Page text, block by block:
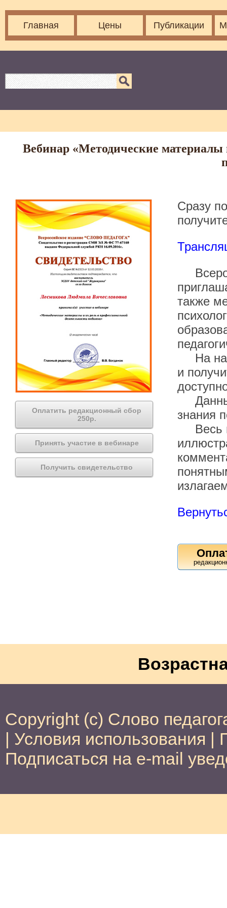
Главная Цены Публикации
Вебинар «Методические материалы
Оплатить редакционный сбор
250р.
Принять участие в вебинаре
Получить свидетельство
Сразу
также
На
и
знания
Весь
Copyright (c) Слово
| Условия использования |
Подписаться на e-mail